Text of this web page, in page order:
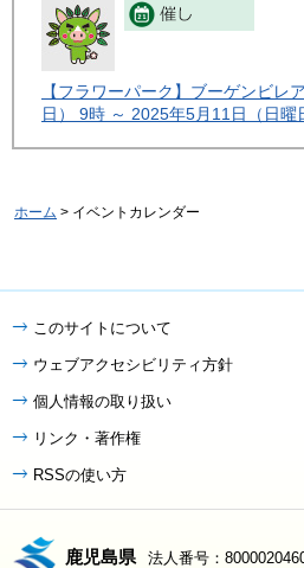
【フラワーパーク】ブーゲンビ
日） 9時 ～ 2025年5月11日（日曜
ホーム > イベントカレンダー
このサイトについて
ウェブアクセシビリティ方針
個人情報の取り扱い
リンク・著作権
RSSの使い方
鹿児島県 法人番号：